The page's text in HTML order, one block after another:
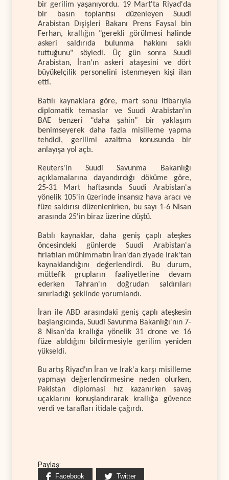
bir gerilim yaşanıyordu. 19 Mart'ta Riyad'da
bir basın toplantısı düzenleyen Suudi
Arabistan Dışişleri Bakanı Prens Faysal bin
Ferhan, krallığın "gerekli görülmesi halinde
askeri saldırıda bulunma hakkını saklı
tuttuğunu" söyledi. Üç gün sonra Suudi
Arabistan, İran'ın askeri ataşesini ve dört
büyükelçilik personelini istenmeyen kişi ilan
etti.
Batılı kaynaklara göre, mart sonu itibarıyla
diplomatik temaslar ve Suudi Arabistan'ın
BAE benzeri “daha şahin” bir yaklaşım
benimseyerek daha fazla misilleme yapma
tehdidi, gerilimi azaltma konusunda bir
anlayışa yol açtı.
Reuters'in Suudi Savunma Bakanlığı
açıklamalarına dayandırdığı döküme göre,
25-31 Mart haftasında Suudi Arabistan'a
yönelik 105'in üzerinde insansız hava aracı ve
füze saldırısı düzenlenirken, bu sayı 1-6 Nisan
arasında 25'in biraz üzerine düştü.
Batılı kaynaklar, daha geniş çaplı ateşkes
öncesindeki günlerde Suudi Arabistan'a
fırlatılan mühimmatın İran'dan ziyade Irak'tan
kaynaklandığını değerlendirdi. Bu durum,
müttefik grupların faaliyetlerine devam
ederken Tahran'ın doğrudan saldırıları
sınırladığı şeklinde yorumlandı.
İran ile ABD arasındaki geniş çaplı ateşkesin
başlangıcında, Suudi Savunma Bakanlığı'nın 7-
8 Nisan'da krallığa yönelik 31 drone ve 16
füze atıldığını bildirmesiyle gerilim yeniden
yükseldi.
Bu artış Riyad'ın İran ve Irak'a karşı misilleme
yapmayı değerlendirmesine neden olurken,
Pakistan diplomasi hız kazanırken savaş
uçaklarını konuşlandırarak krallığa güvence
verdi ve tarafları itidale çağırdı.
Paylaş:
Facebook Twitter